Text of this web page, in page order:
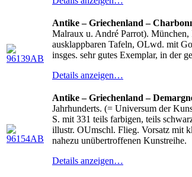
Antike – Griechenland –
Malraux u. André Parrot).
ausklappbaren Tafeln, OLwd. mit
insges. sehr gutes Exemplar, in der
Details anzeigen…
Antike – Griechenland –
Jahrhunderts. (= Universum der
S. mit 331 teils farbigen, teils
illustr. OUmschl. Flieg. Vorsatz mit
nahezu unübertroffenen Kunstreihe.
Details anzeigen…